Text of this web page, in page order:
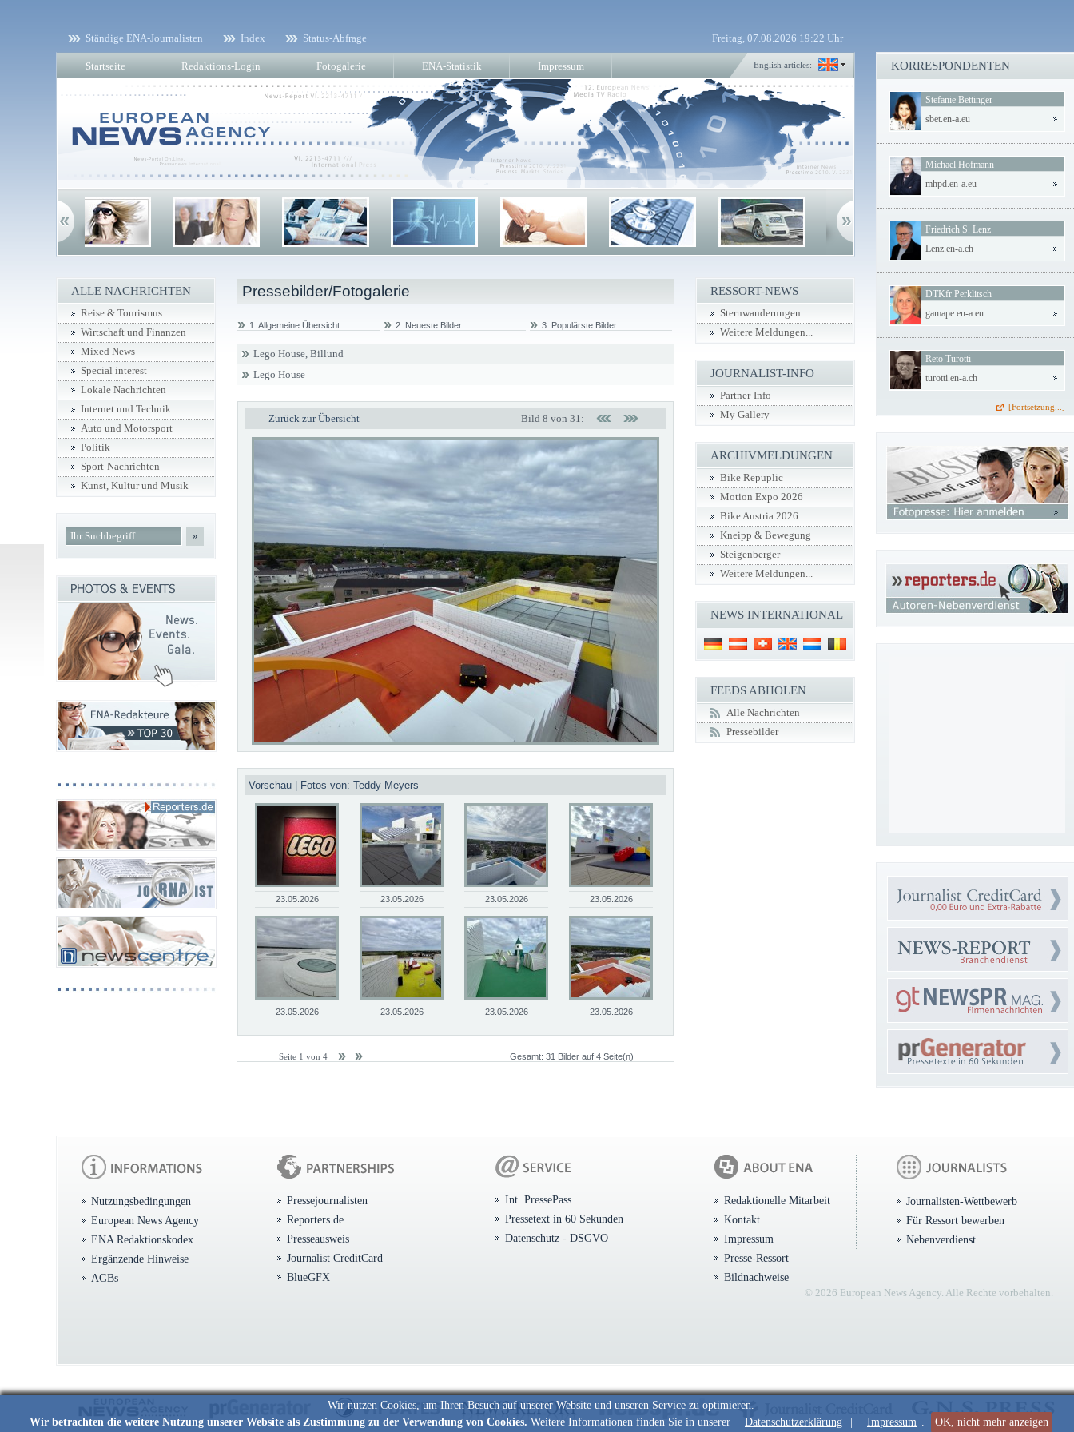
Wir nutzen Cookies, um Ihren Besuch auf unserer Website und unseren Service zu optimieren.
Wir betrachten die weitere Nutzung unserer Website als Zustimmung zu der Verwendung von Cookies. Weitere Informationen finden Sie in unserer Datenschutzerklärung Impressum . OK, nicht mehr anzeigen
Ständige ENA-Journalisten Index Status-Abfrage Freitag, 07.08.2026 19:22 Uhr
Startseite Redaktions-Login Fotogalerie ENA-Statistik Impressum English articles:
Pressebilder/Fotogalerie
1. Allgemeine Übersicht 2. Neueste Bilder 3. Populärste Bilder
Lego House, Billund
Lego House
Zurück zur Übersicht Bild 8 von 31:
Vorschau | Fotos von: Teddy Meyers
23.05.2026 23.05.2026 23.05.2026 23.05.2026
23.05.2026 23.05.2026 23.05.2026 23.05.2026
Seite 1 von 4 Gesamt: 31 Bilder auf 4 Seite(n)
ALLE NACHRICHTEN
Reise & Tourismus
Wirtschaft und Finanzen
Mixed News
Special interest
Lokale Nachrichten
Internet und Technik
Auto und Motorsport
Politik
Sport-Nachrichten
Kunst, Kultur und Musik
»
RESSORT-NEWS
Sternwanderungen
Weitere Meldungen...
JOURNALIST-INFO
Partner-Info
My Gallery
ARCHIVMELDUNGEN
Bike Repuplic
Motion Expo 2026
Bike Austria 2026
Kneipp & Bewegung
Steigenberger
Weitere Meldungen...
NEWS INTERNATIONAL
FEEDS ABHOLEN
Alle Nachrichten
Pressebilder
KORRESPONDENTEN
Stefanie Bettinger
sbet.en-a.eu
Michael Hofmann
mhpd.en-a.eu
Friedrich S. Lenz
Lenz.en-a.ch
DTKfr Perklitsch
gamape.en-a.eu
Reto Turotti
turotti.en-a.ch
[Fortsetzung...]
Nutzungsbedingungen
European News Agency
ENA Redaktionskodex
Ergänzende Hinweise
AGBs
Pressejournalisten
Reporters.de
Presseausweis
Journalist CreditCard
BlueGFX
Int. PressePass
Pressetext in 60 Sekunden
Datenschutz - DSGVO
Redaktionelle Mitarbeit
Kontakt
Impressum
Presse-Ressort
Bildnachweise
Journalisten-Wettbewerb
Für Ressort bewerben
Nebenverdienst
© 2026 European News Agency. Alle Rechte vorbehalten.